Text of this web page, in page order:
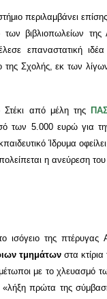
περιλαμβάνει
βιβλιοπωλείων
επαναστατική
της Σχολής, εκ των
από μέλη της
των 5.000 ευρώ για
Ίδρυμα
η ανεύρεση
ισόγειο της
τμημάτων στα
με το χλευασμό
πρώτα της